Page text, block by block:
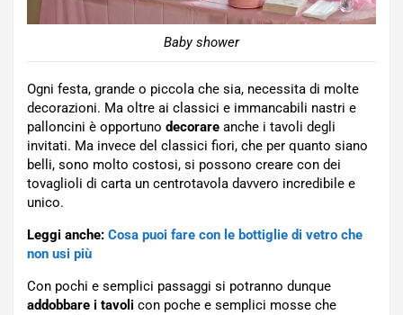
Baby shower
Ogni festa, grande o piccola che sia, necessita di molte
decorazioni. Ma oltre ai classici e immancabili nastri e
palloncini è opportuno decorare anche i tavoli degli
invitati. Ma invece del classici fiori, che per quanto siano
belli, sono molto costosi, si possono creare con dei
tovaglioli di carta un centrotavola davvero incredibile e
unico.
Leggi anche: Cosa puoi fare con le bottiglie di vetro che
non usi più
Con pochi e semplici passaggi si potranno dunque
addobbare i tavoli con poche e semplici mosse che